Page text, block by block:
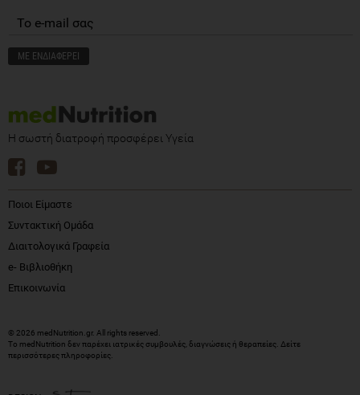
Η σωστή διατροφή προσφέρει Υγεία
Ποιοι Είμαστε
Συντακτική Ομάδα
Διαιτολογικά Γραφεία
e- Βιβλιοθήκη
Επικοινωνία
© 2026 medNutrition.gr. All rights reserved.
Το medNutrition δεν παρέχει ιατρικές συμβουλές, διαγνώσεις ή θεραπείες. Δείτε
περισσότερες πληροφορίες